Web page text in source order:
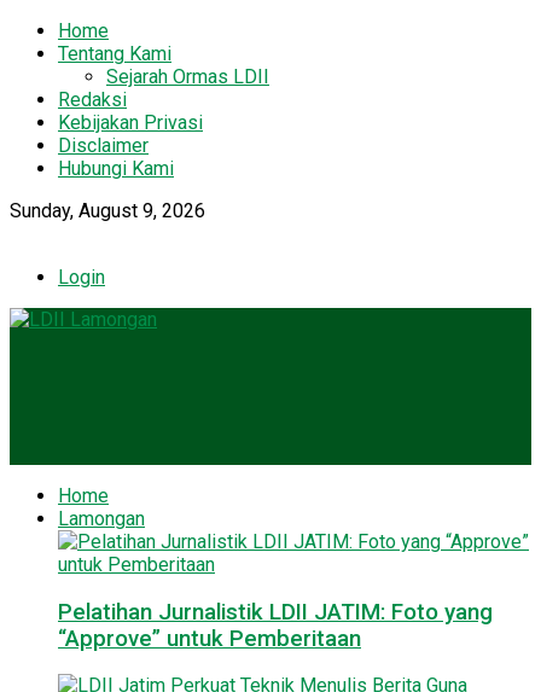
Home
Tentang Kami
Sejarah Ormas LDII
Redaksi
Kebijakan Privasi
Disclaimer
Hubungi Kami
Sunday, August 9, 2026
Login
Home
Lamongan
Pelatihan Jurnalistik LDII JATIM: Foto yang
“Approve” untuk Pemberitaan